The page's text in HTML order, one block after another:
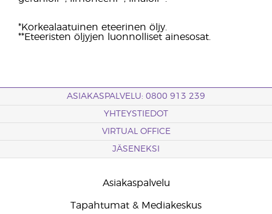
*Korkealaatuinen eteerinen öljy.
**Eteeristen öljyjen luonnolliset ainesosat.
ASIAKASPALVELU: 0800 913 239
YHTEYSTIEDOT
VIRTUAL OFFICE
JÄSENEKSI
Asiakaspalvelu
Tapahtumat & Mediakeskus